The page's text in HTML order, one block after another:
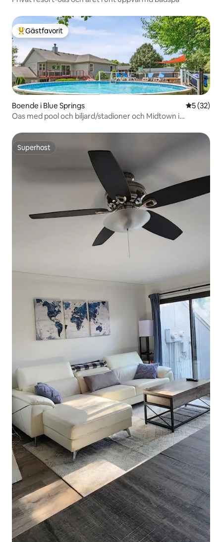
Populär gästfavorit
Gästfavorit
Boende i Blue Springs 5 av 5 i
5 (32)
Oas med pool och biljard/stadioner och Midtown i
Superhost
Superhost